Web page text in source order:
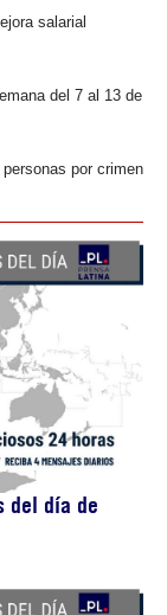
salarial
del 7 al 13 de
por crimen
del día de